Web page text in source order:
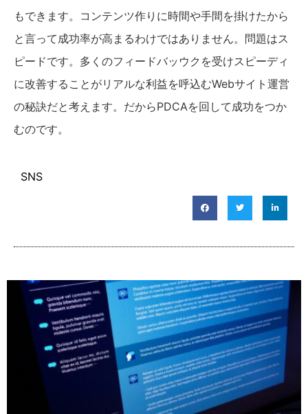
もできます。コンテンツ作りに時間や手間を掛けたから
と言って成功率が高まるわけではありません。問題はス
ピードです。多くのフィードバッウクを受けスピーディ
に改善することがリアルな利益を呼込むWebサイト運営
の秘訣だと考えます。だからPDCAを回して成功をつか
むのです。
SNS